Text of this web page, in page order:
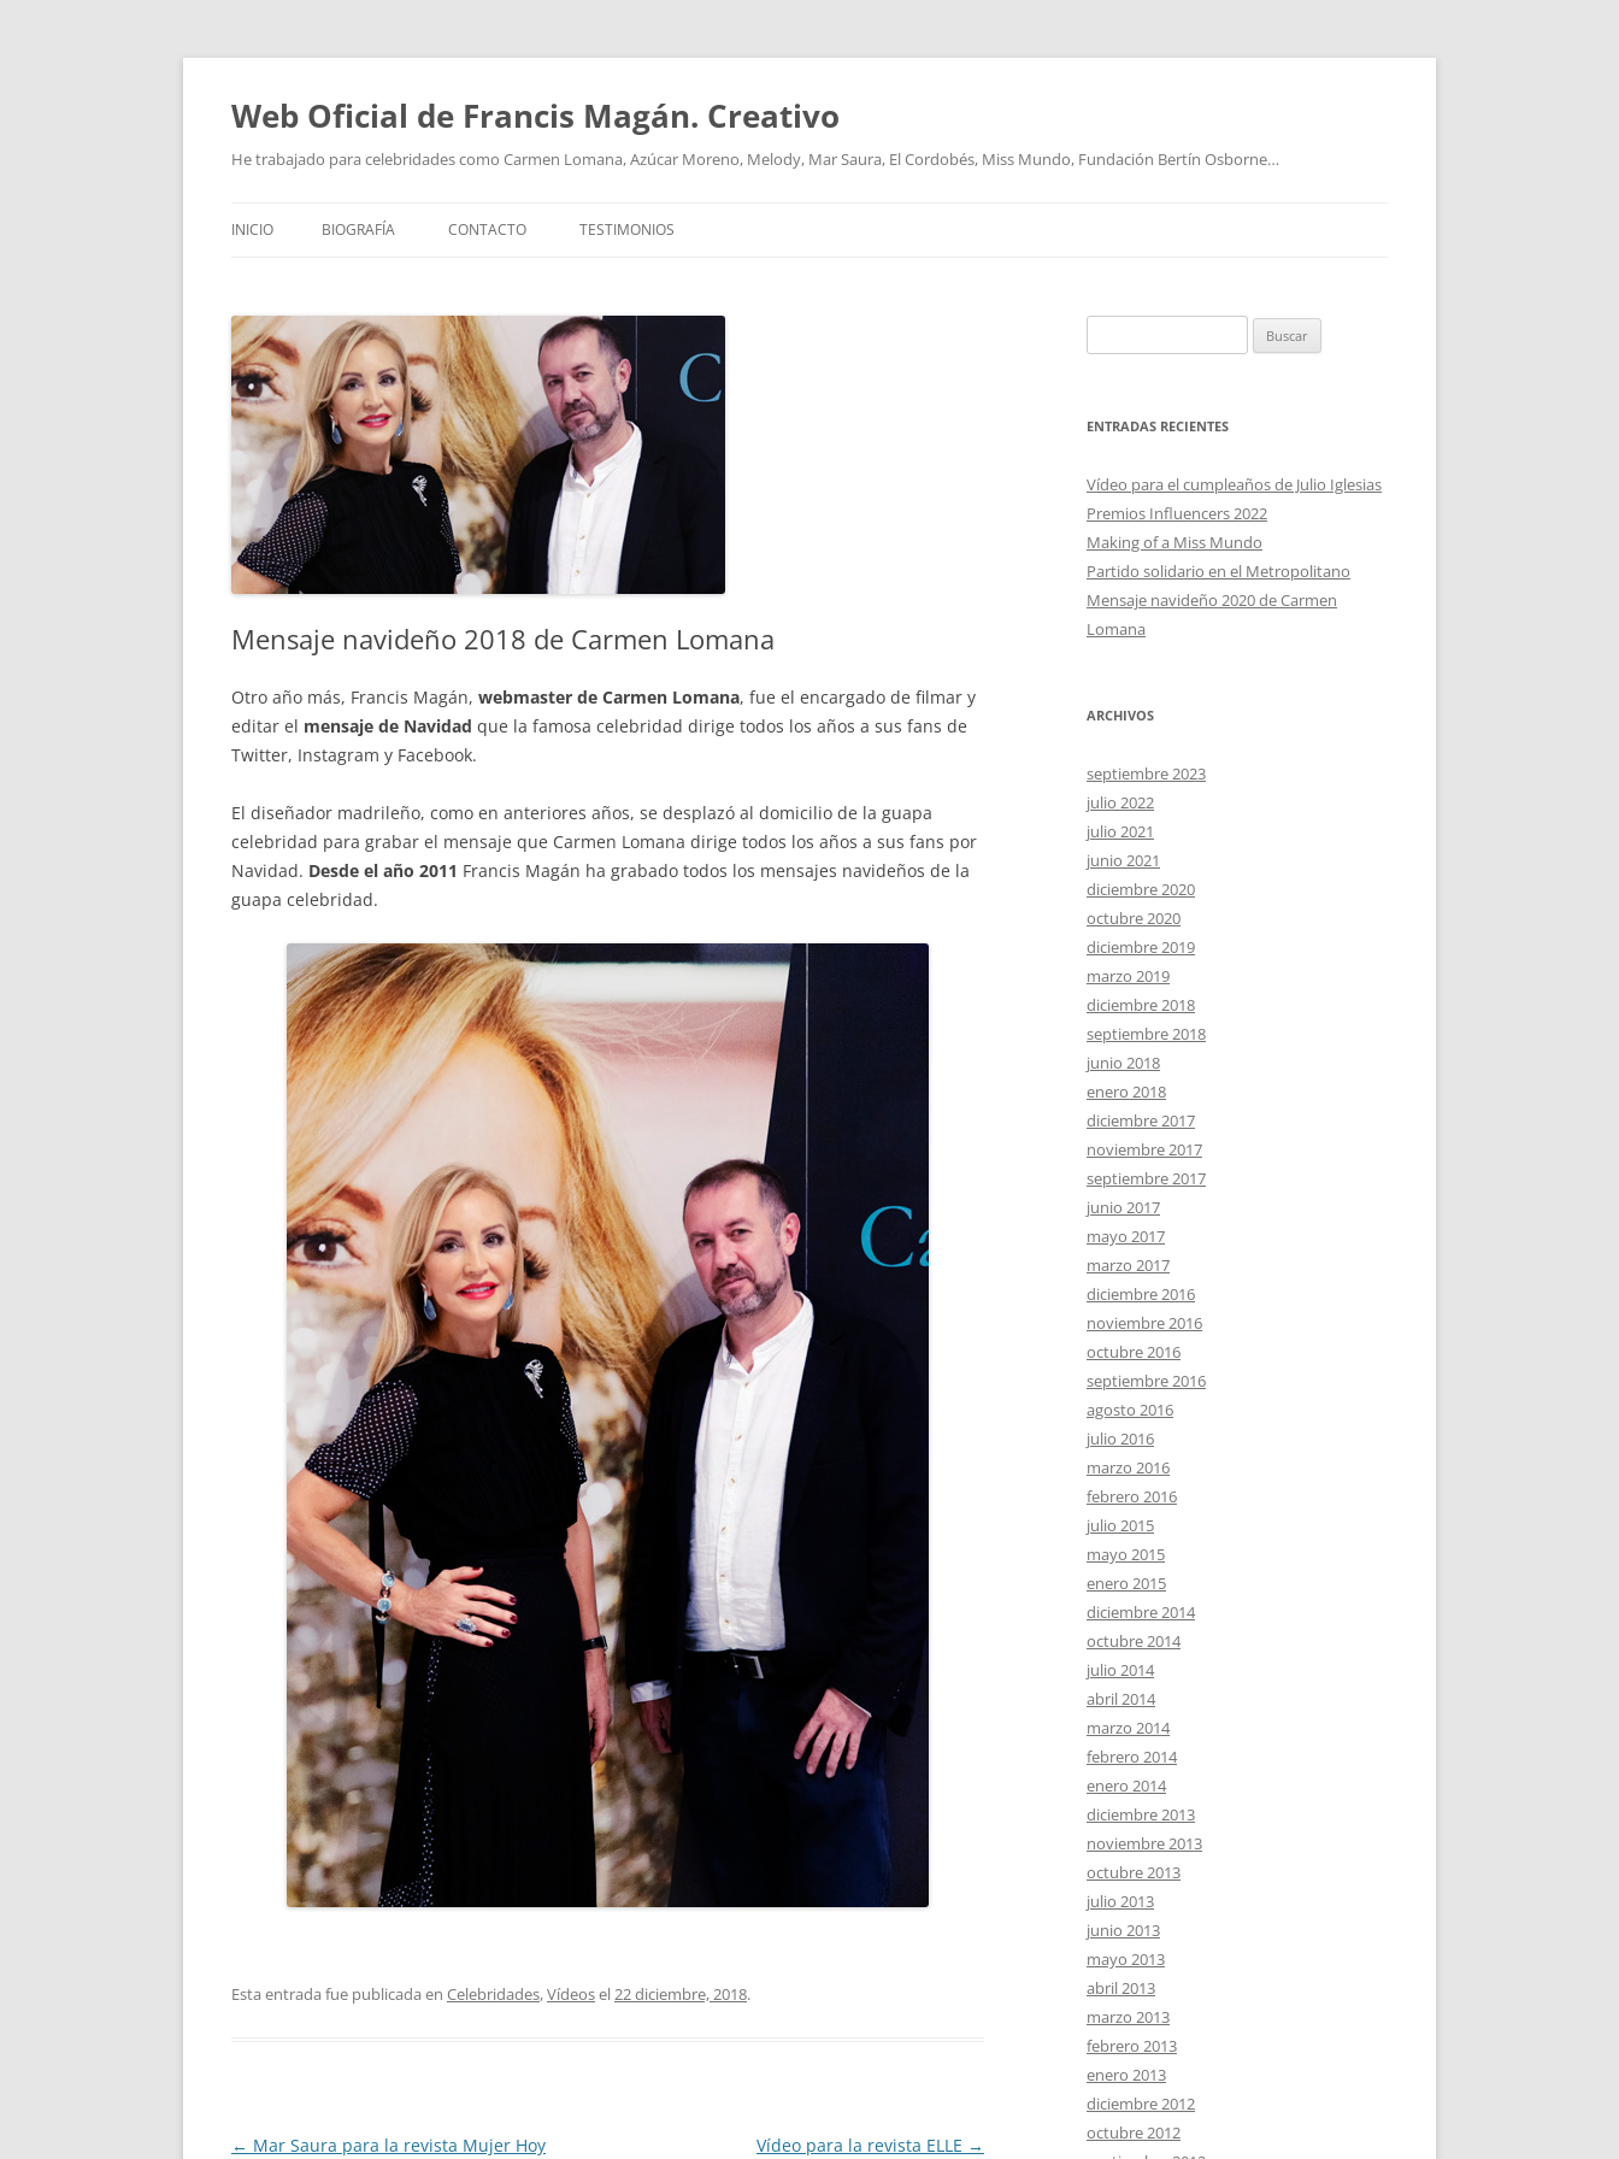
Saltar
contenido
Web Oficial de Francis Magán. Creativo
He trabajado para celebridades como Carmen Lomana, Azúcar Moreno, Melody, Mar Saura, El Cordobés, Miss Mundo, Fundación Bertín Osborne…
INICIO BIOGRAFÍA CONTACTO TESTIMONIOS
Mensaje navideño 2018 de Carmen Lomana
Otro año más, Francis Magán, webmaster de Carmen Lomana, fue el encargado de filmar y
editar el mensaje de Navidad que la famosa celebridad dirige todos los años a sus fans de
Twitter, Instagram y Facebook.
El diseñador madrileño, como en anteriores años, se desplazó al domicilio de la guapa
celebridad para grabar el mensaje que Carmen Lomana dirige todos los años a sus fans por
Navidad. Desde el año 2011 Francis Magán ha grabado todos los mensajes navideños de la
guapa celebridad.
Esta entrada fue publicada en Celebridades,Vídeosel22 diciembre, 2018.
Navegación
← Mar Saura para la revista Mujer Hoy Vídeo para la revista ELLE →
ENTRADAS RECIENTES
Vídeo para el cumpleaños de Julio Iglesias
Premios Influencers 2022
Making of a Miss Mundo
Partido solidario en el Metropolitano
Mensaje navideño 2020 de Carmen
Lomana
ARCHIVOS
septiembre 2023
julio 2022
julio 2021
junio 2021
diciembre 2020
octubre 2020
diciembre 2019
marzo 2019
diciembre 2018
septiembre 2018
junio 2018
enero 2018
diciembre 2017
noviembre 2017
septiembre 2017
junio 2017
mayo 2017
marzo 2017
diciembre 2016
noviembre 2016
octubre 2016
septiembre 2016
agosto 2016
julio 2016
marzo 2016
febrero 2016
julio 2015
mayo 2015
enero 2015
diciembre 2014
octubre 2014
julio 2014
abril 2014
marzo 2014
febrero 2014
enero 2014
diciembre 2013
noviembre 2013
octubre 2013
julio 2013
junio 2013
mayo 2013
abril 2013
marzo 2013
febrero 2013
enero 2013
diciembre 2012
octubre 2012